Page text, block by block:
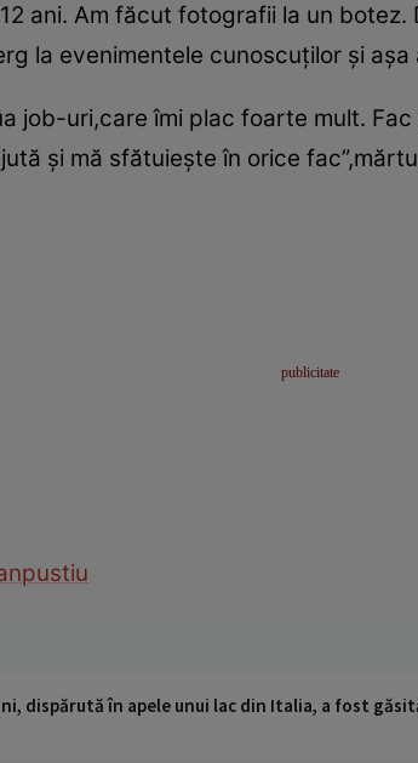
ani. Am făcut fotografii la un
la evenimentele cunoscuţilor şi
job-uri,care îmi plac foarte mult.
şi mă sfătuieşte în orice
pustiu
dispărută în apele unui lac din Italia, a fost